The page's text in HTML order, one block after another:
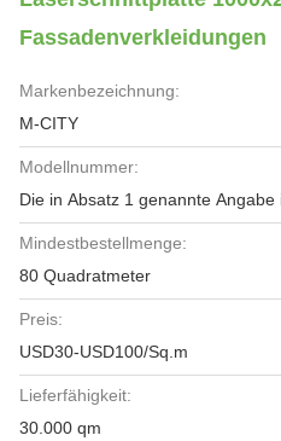
Fassadenverkleidungen
Markenbezeichnung:
M-CITY
Modellnummer:
Die in Absatz 1 genannte Angabe
Mindestbestellmenge:
80 Quadratmeter
Preis:
USD30-USD100/Sq.m
Lieferfähigkeit:
30.000 qm